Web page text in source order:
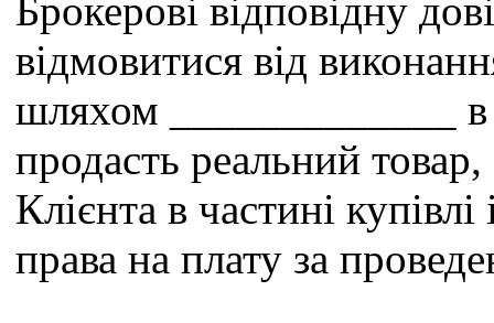
Брокерові відповідну
відмовитися від
шляхом _____________
продасть реальний
Клієнта в частині
права на плату за